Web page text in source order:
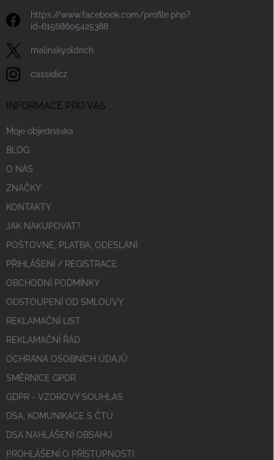
https://www.facebook.com/profile.php?
id=61568605425388
malinskyoldrich
cassidicz
INFORMACE PRO VÁS
Moje objednávka
BLOG
O NÁS
ZNAČKY
KONTAKTY
JAK NAKUPOVAT?
POŠTOVNÉ, PLATBA, ODESLÁNÍ
PŘIHLÁŠENÍ / REGISTRACE
OBCHODNÍ PODMÍNKY
ODSTOUPENÍ OD SMLOUVY
REKLAMAČNÍ LIST
REKLAMAČNÍ ŘÁD
OCHRANA OSOBNÍCH ÚDAJŮ
SMĚRNICE GPDR
GDPR - VZOROVÝ SOUHLAS
DSA; KOMUNIKACE S ČTÚ
DSA NAHLÁŠENÍ OBSAHU
PROHLÁŠENÍ O PŘÍSTUPNOSTI